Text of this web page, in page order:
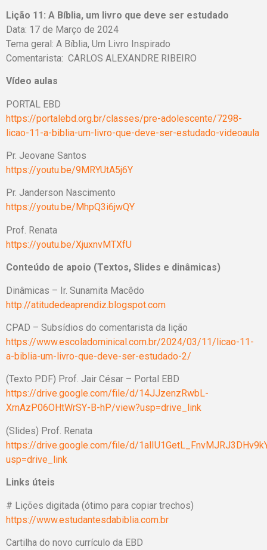
Lição 11: A Bíblia, um livro que deve ser estudado
Data: 17 de Março de 2024
Tema geral: A Bíblia, Um Livro Inspirado
Comentarista: CARLOS ALEXANDRE RIBEIRO
Vídeo aulas
PORTAL EBD
https://portalebd.org.br/classes/pre-adolescente/7298-
licao-11-a-biblia-um-livro-que-deve-ser-estudado-videoaula
Pr. Jeovane Santos
https://youtu.be/9MRYUtA5j6Y
Pr. Janderson Nascimento
https://youtu.be/MhpQ3i6jwQY
Prof. Renata
https://youtu.be/XjuxnvMTXfU
Conteúdo de apoio (Textos, Slides e dinâmicas)
Dinâmicas – Ir. Sunamita Macêdo
http://atitudedeaprendiz.blogspot.com
CPAD – Subsídios do comentarista da lição
https://www.escoladominical.com.br/2024/03/11/licao-11-
a-biblia-um-livro-que-deve-ser-estudado-2/
(Texto PDF) Prof. Jair César – Portal EBD
https://drive.google.com/file/d/14JJzenzRwbL-
XrnAzP06OHtWrSY-B-hP/view?usp=drive_link
(Slides) Prof. Renata
https://drive.google.com/file/d/
usp=drive_link
Links úteis
# Lições digitada (ótimo para copiar trechos)
https://www.estudantesdabiblia.com.br
Cartilha do novo currículo da EBD